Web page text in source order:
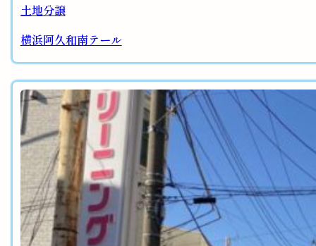
土地分譲
横浜阿久和南テール